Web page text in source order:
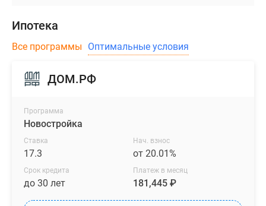
Ипотека
Все программы Оптимальные условия
ДОМ.РФ
Программа
Новостройка
Ставка
17.3
Нач. взнос
от 20.01%
Срок кредита
до 30 лет
Платеж в месяц
181,445 ₽